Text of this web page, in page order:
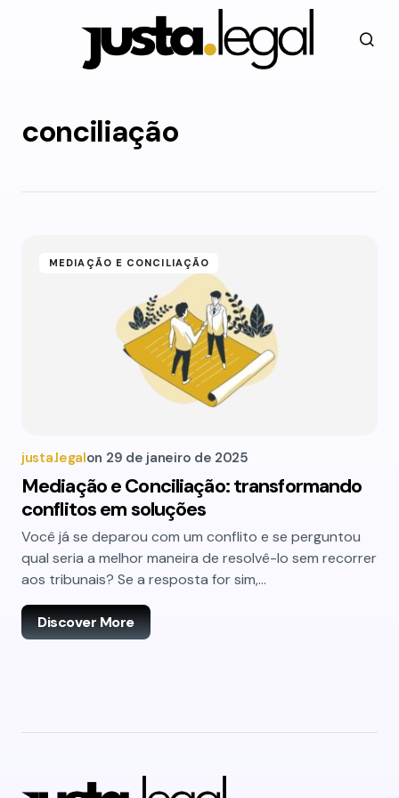
conciliação
MEDIAÇÃO E CONCILIAÇÃO
justa.legalon 29 de janeiro de 2025
Mediação e Conciliação: transformando
conflitos em soluções
Você já se deparou com um conflito e se perguntou
qual seria a melhor maneira de resolvê-lo sem recorrer
aos tribunais? Se a resposta for sim,…
Discover More